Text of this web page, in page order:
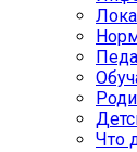
Что